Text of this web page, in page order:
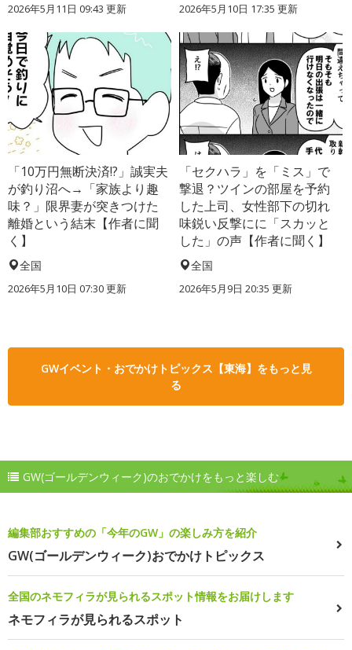
2026年5月11日 09:43 更新 2026年5月10日 17:35 更新
「10万円無断決済!?」誠実夫
が釣り沼へ→「家族より趣
味？」限界妻が突きつけた
離婚という結末【作者に聞
く】
全国
2026年5月10日 07:30 更新
「セクハラ」を「ミス」で
撃退？ツインの部屋を予約
した上司、女性部下の切れ
味鋭い反撃にに「スカッと
した」の声【作者に聞く】
全国
2026年5月9日 20:35 更新
GWイベント・おでかけトピックス【東海】をもっと見
る
GW(ゴールデンウィーク)のおでかけをもっと楽しむ
編集部おすすめの「今年のGW」の楽しみ方を紹介
GW(ゴールデンウィーク)おでかけトピックス
全国のネモフィラが見られるスポット情報をお届けします
ネモフィラが見られるスポット